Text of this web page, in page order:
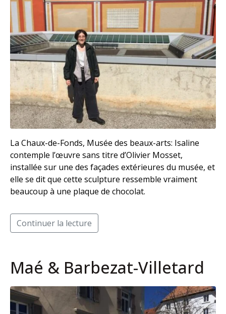
La Chaux-de-Fonds, Musée des beaux-arts: Isaline
contemple l’œuvre sans titre d’Olivier Mosset,
installée sur une des façades extérieures du musée, et
elle se dit que cette sculpture ressemble vraiment
beaucoup à une plaque de chocolat.
Continuer la lecture
Maé & Barbezat-Villetard